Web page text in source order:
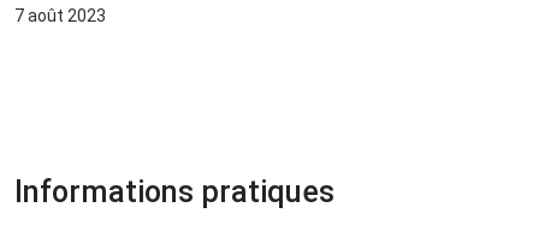
beaucoup @effetnoeudpap.
7 août 2023
Informations pratiques